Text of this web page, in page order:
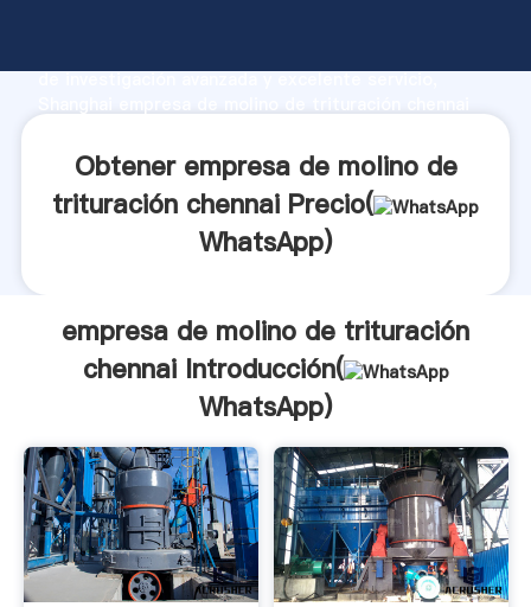
de investigación avanzada y excelente servicio,
clientes.Obtener empresa de molino de
trituración chennai Precio(
WhatsApp)
empresa de molino de trituración
chennai Introducción(
WhatsApp)